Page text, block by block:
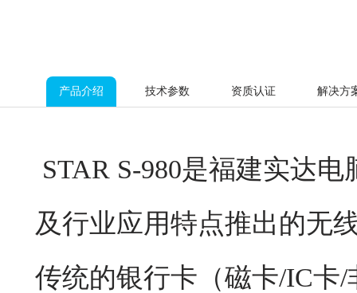
产品介绍 技术参数 资质认证 解决方
STAR S-980是福建实达
及行业应用特点推出的无
传统的银行卡（磁卡/IC卡